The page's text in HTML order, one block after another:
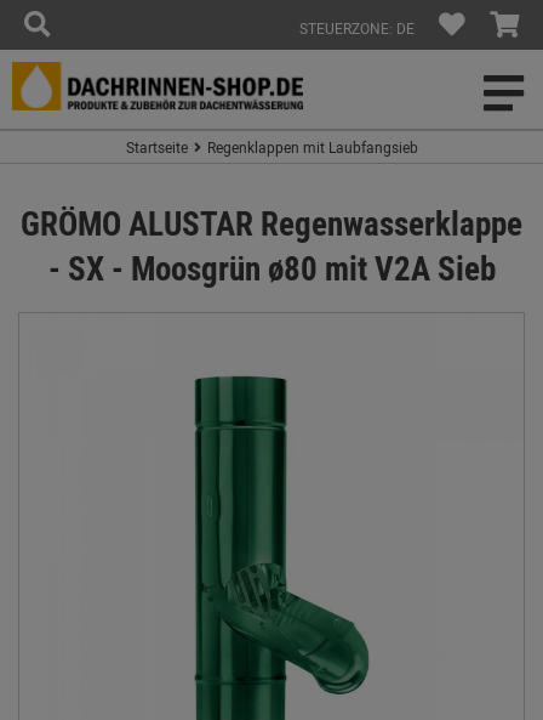
STEUERZONE: DE
Startseite Regenklappen mit Laubfangsieb
GRÖMO ALUSTAR Regenwasserklappe
- SX - Moosgrün ø80 mit V2A Sieb